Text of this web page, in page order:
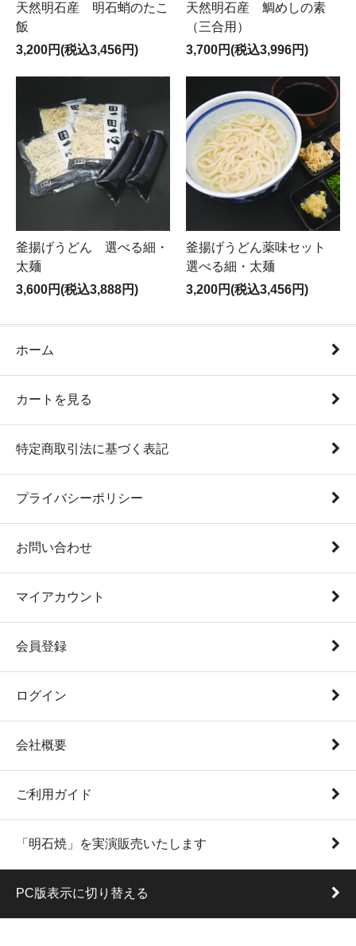
天然明石産 明石蛸のたこ
飯
3,200円(税込3,456円)
天然明石産 鯛めしの素
（三合用）
3,700円(税込3,996円)
釜揚げうどん 選べる細・
太麺
3,600円(税込3,888円)
釜揚げうどん薬味セット
選べる細・太麺
3,200円(税込3,456円)
ホーム
カートを見る
特定商取引法に基づく表記
プライバシーポリシー
お問い合わせ
マイアカウント
会員登録
ログイン
会社概要
ご利用ガイド
「明石焼」を実演販売いたします
PC版表示に切り替える